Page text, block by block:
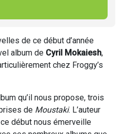
de ce début d’année
album de Cyril Mokaiesh,
chez Froggy’s
qu’il nous propose, trois
de Moustaki. L’auteur
début nous émerveille